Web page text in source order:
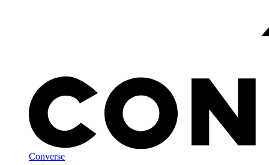
Converse